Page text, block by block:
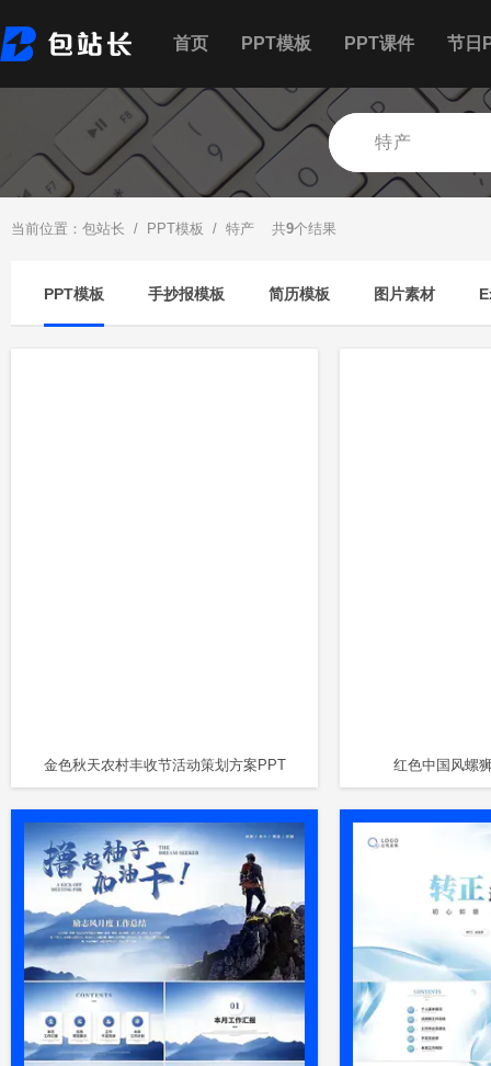
首页 PPT模板 PPT课件 节日
当前位置： 包站长 / PPT模板 / 特产 共9个结果
PPT模板 手抄报模板 简历模板 图片素材
金色秋天农村丰收节活动策划方案PPT 红色中国风螺